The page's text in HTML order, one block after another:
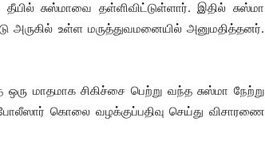
சுஸ்மாவை தள்ளிவிட்டுள்ளார். இதில் சுஸ்மா
அருகில் உள்ள மருத்துவமனையில் அனுமதித்தனர்.
மாதமாக சிகிச்சை பெற்று வந்த சுஸ்மா நேற்று
போலீஸார் கொலை வழக்குப்பதிவு செய்து விசாரணை